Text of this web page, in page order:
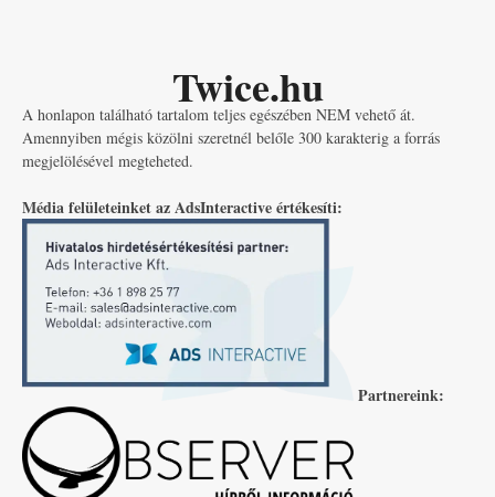
Twice.hu
A honlapon található tartalom teljes egészében NEM vehető át.
Amennyiben mégis közölni szeretnél belőle 300 karakterig a forrás
megjelölésével megteheted.
Média felületeinket az AdsInteractive értékesíti:
Partnereink: